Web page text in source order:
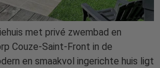
met privé zwembad en
Couze-Saint-Front in de
en smaakvol ingerichte huis ligt